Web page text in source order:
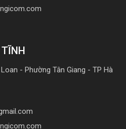
TĨNH
- Phường Tân Giang - TP Hà